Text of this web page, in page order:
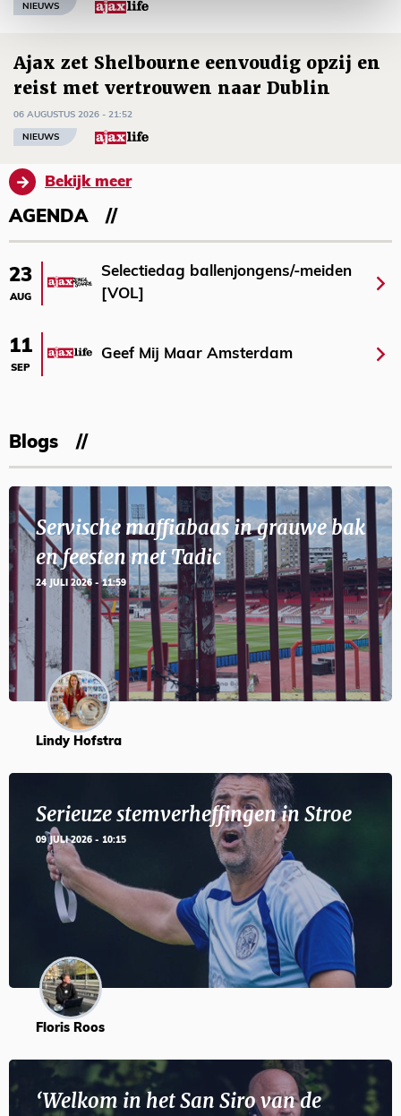
NIEUWS
Ajax zet Shelbourne eenvoudig opzij en
reist met vertrouwen naar Dublin
06 AUGUSTUS 2026 - 21:52
NIEUWS
Bekijk meer
AGENDA
23
AUG
Selectiedag ballenjongens/-meiden
[VOL]
11
SEP
Geef Mij Maar Amsterdam
Blogs
Servische maffiabaas in grauwe bak
en feesten met Tadic
24 JULI 2026 - 11:59
Lindy Hofstra
Serieuze stemverheffingen in Stroe
09 JULI 2026 - 10:15
Floris Roos
‘Welkom in het San Siro van de